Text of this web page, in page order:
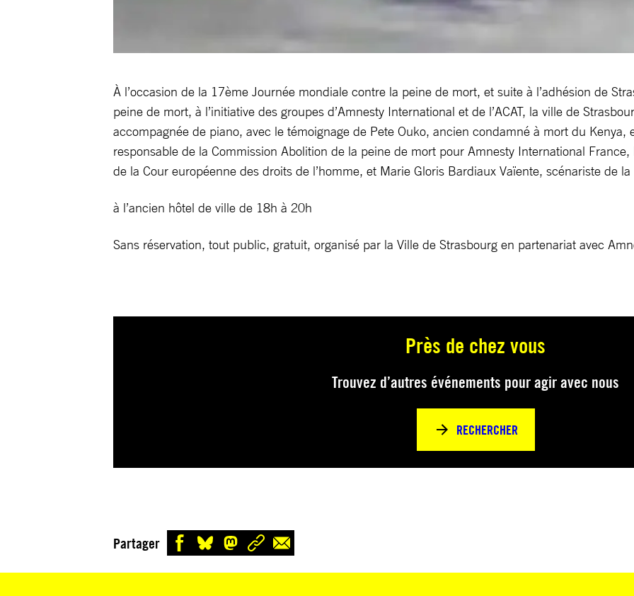
À l’occasion de la 17ème Journée mondiale contre la peine de mort, et suite à l’adhésion de
peine de mort, à l’initiative des groupes d’Amnesty International et de l’ACAT, la ville de
accompagnée de piano, avec le témoignage de Pete Ouko, ancien condamné à mort du Kenya,
responsable de la Commission Abolition de la peine de mort pour Amnesty International
de la Cour européenne des droits de l’homme, et Marie Gloris Bardiaux Vaïente, scénariste de la
à l’ancien hôtel de ville de 18h à 20h
Sans réservation, tout public, gratuit, organisé par la Ville de Strasbourg en partenariat avec
Près de chez vous
Trouvez d’autres événements pour agir avec nous
RECHERCHER
Partager